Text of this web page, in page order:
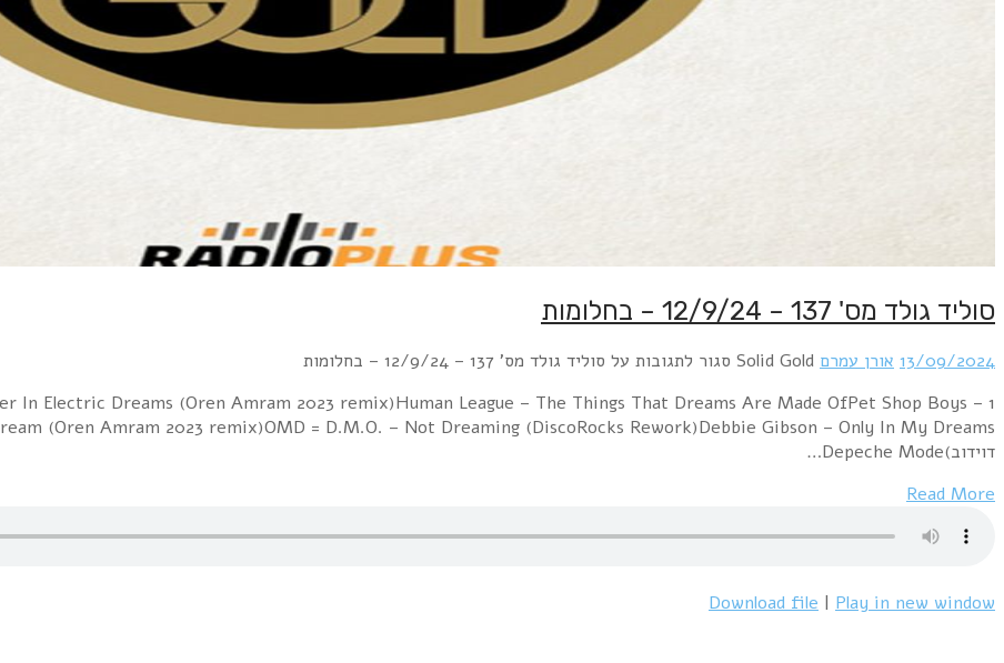
סוליד גולד מס' 137 – 12/9/24 – בחלומות
13/09/2024 אורן עמרם Solid Gold סגור לתגובות על סוליד גולד מס' 137 – 12/9/24 – בחלומות
In Electric Dreams (Oren Amram 2023 remix)Human League – The Things That Dreams Are Made OfPet Shop Boys –
ד​ו​י​ד​ו​ב​)Depeche Mode…
Read More
Download file | Play in new window